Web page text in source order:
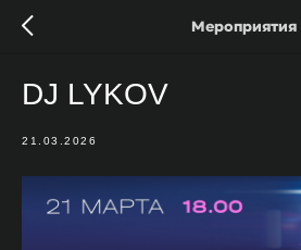
Мероприятия
DJ LYKOV
21.03.2026